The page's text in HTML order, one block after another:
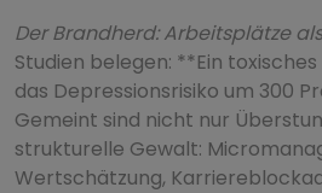
Der Brandherd: Arbeitsplätze
Studien belegen: **Ein
das Depressionsrisiko um 300
Gemeint sind nicht nur
strukturelle Gewalt:
Wertschätzung,